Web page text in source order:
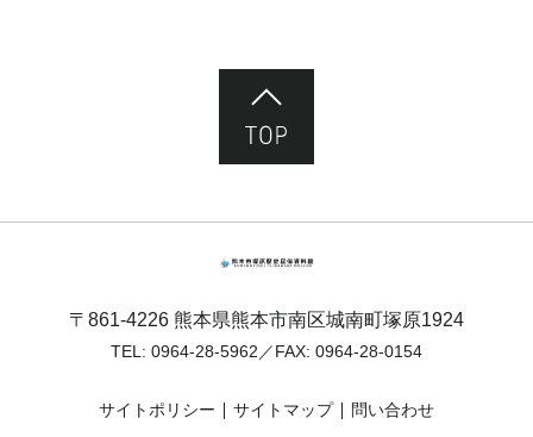
〒861-4226 熊本県熊本市南区城南町塚原1924
TEL: 0964-28-5962 ／FAX: 0964-28-0154
サイトポリシー サイトマップ 問い合わせ